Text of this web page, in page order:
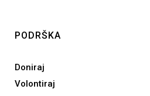
PODRŠKA
Doniraj
Volontiraj